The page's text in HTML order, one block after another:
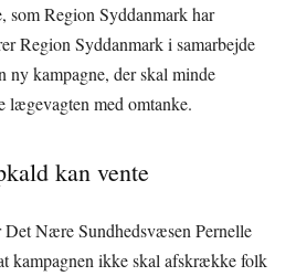
som Region Syddanmark har
Region Syddanmark i samarbejde
ny kampagne, der skal minde
lægevagten med omtanke.
kan vente
Nære Sundhedsvæsen Pernelle
kampagnen ikke skal afskrække folk